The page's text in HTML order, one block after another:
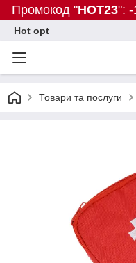
Промокод "HOT23": -
Hot opt
Товари та послуги